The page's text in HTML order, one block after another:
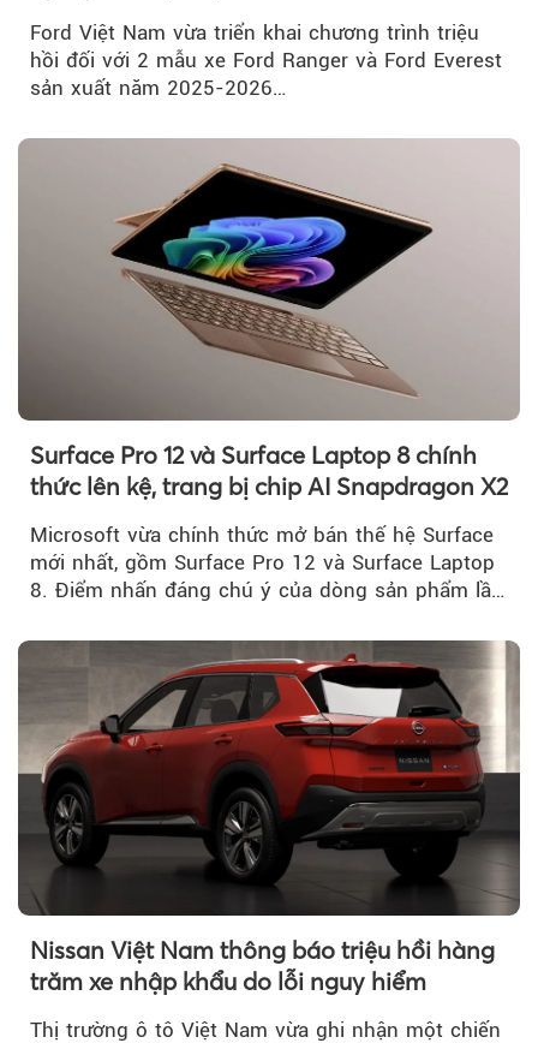
Ford Việt Nam vừa triển khai chương trình triệu
hồi đối với 2 mẫu xe Ford Ranger và Ford Everest
sản xuất năm 2025-2026…
Surface Pro 12 và Surface Laptop 8 chính
thức lên kệ, trang bị chip AI Snapdragon X2
Microsoft vừa chính thức mở bán thế hệ Surface
mới nhất, gồm Surface Pro 12 và Surface Laptop
8. Điểm nhấn đáng chú ý của dòng sản phẩm lần
Nissan Việt Nam thông báo triệu hồi hàng
trăm xe nhập khẩu do lỗi nguy hiểm
Thị trường ô tô Việt Nam vừa ghi nhận một chiến